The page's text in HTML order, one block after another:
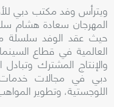
ويترأس وفد مكتب دبي
المهرجان سعادة هشام
حيث عقد الوفد سلسلة
العالمية في قطاع
والإنتاج المشترك
دبي في مجالات خدمات
اللوجستية، وتطوير